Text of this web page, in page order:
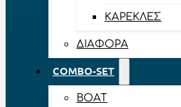
ΚΑΡΈΚΛΕΣ
ΔΙΆΦΟΡΑ
COMBO-SET
BOAT